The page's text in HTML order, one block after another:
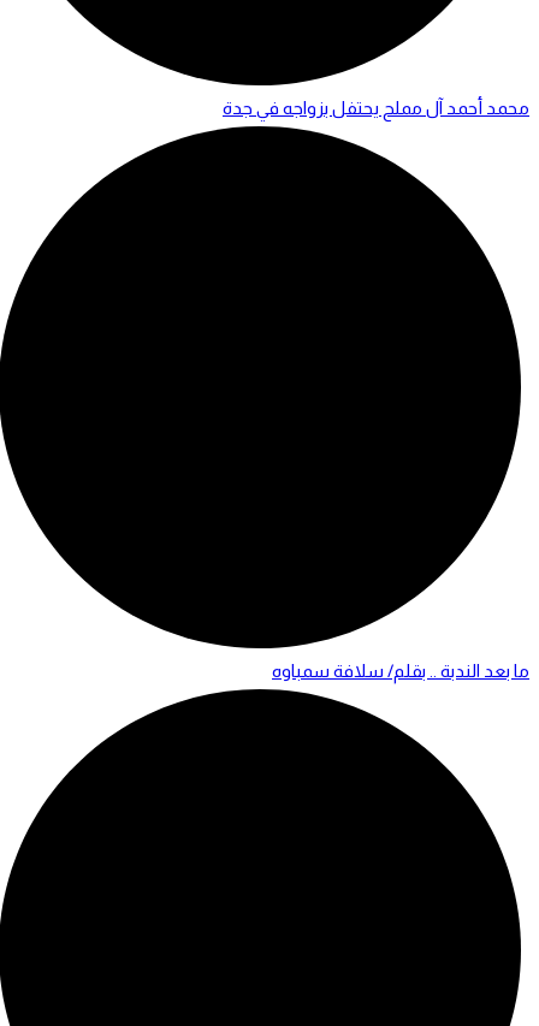
محمد أحمد آل مملح يحتفل بزواجه في جدة
ما بعد الندبة .. بقلم/ سلافة سمباوه